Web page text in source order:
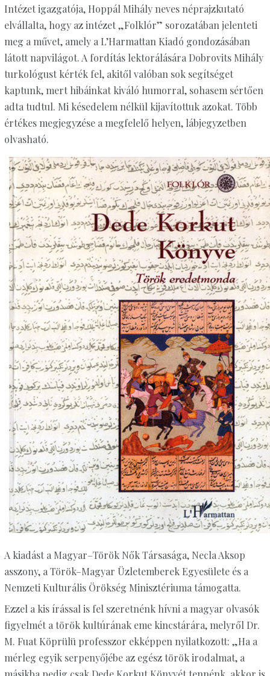
Intézet igazgatója, Hoppál Mihály neves néprajzkutató
elvállalta, hogy az intézet „Folklór” sorozatában jelenteti
meg a művet, amely a L’Harmattan Kiadó gondozásában
látott napvilágot. A fordítás lektorálására Dobrovits Mihály
turkológust kérték fel, akitől valóban sok segítséget
kaptunk, mert hibáinkat kiváló humorral, sohasem sértően
adta tudtul. Mi késedelem nélkül kijavítottuk azokat. Több
értékes megjegyzése a megfelelő helyen, lábjegyzetben
olvasható.
A kiadást a Magyar–Török Nők Társasága, Necla Aksop
asszony, a Török–Magyar Üzletemberek Egyesülete és a
Nemzeti Kulturális Örökség Minisztériuma támogatta.
Ezzel a kis írással is fel szeretnénk hívni a magyar olvasók
figyelmét a török kultúrának eme kincstárára, melyről Dr.
M. Fuat Köprülü professzor ekképpen nyilatkozott: „Ha a
mérleg egyik serpenyőjébe az egész török irodalmat, a